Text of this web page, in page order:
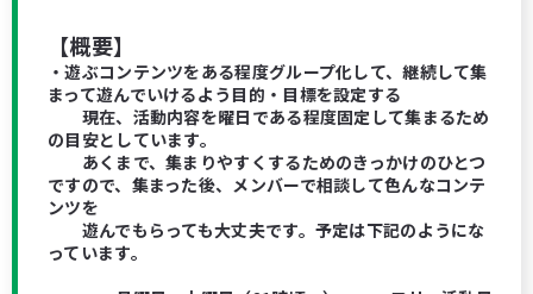
【概要】
・遊ぶコンテンツをある程度グループ化して、継続して集
まって遊んでいけるよう目的・目標を設定する
現在、活動内容を曜日である程度固定して集まるため
の目安としています。
あくまで、集まりやすくするためのきっかけのひとつ
ですので、集まった後、メンバーで相談して色んなコンテ
ンツを
遊んでもらっても大丈夫です。予定は下記のようにな
っています。